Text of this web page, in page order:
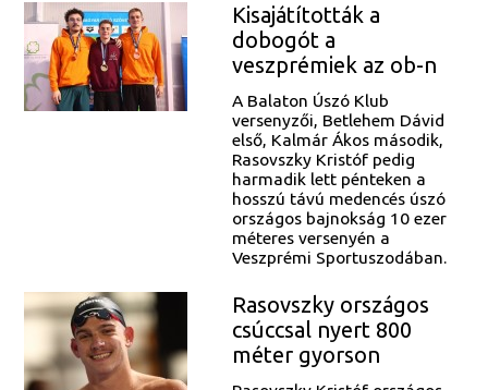
Kisajátították a
dobogót a
veszprémiek az ob-n
A Balaton Úszó Klub
versenyzői, Betlehem Dávid
első, Kalmár Ákos második,
Rasovszky Kristóf pedig
harmadik lett pénteken a
hosszú távú medencés úszó
országos bajnokság 10 ezer
méteres versenyén a
Veszprémi Sportuszodában.
Rasovszky országos
csúccsal nyert 800
méter gyorson